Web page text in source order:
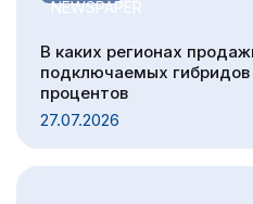
В каких регионах
подключаемых гибридов
процентов
27.07.2026